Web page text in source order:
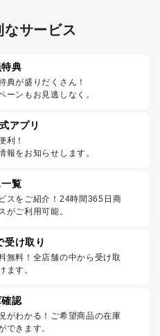
なサービス
典
典が盛りだくさん！
ーンもお見逃しなく。
アプリ
利！
報をお知らせします。
覧
スをご紹介！24時間365日商
がご利用可能。
受け取り
無料！全店舗の中から受け取
ます。
認
がわかる！ご希望商品の在庫
できます。